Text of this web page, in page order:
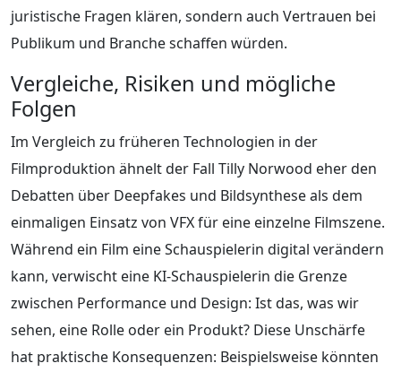
juristische Fragen klären, sondern auch Vertrauen bei
Publikum und Branche schaffen würden.
Vergleiche, Risiken und mögliche
Folgen
Im Vergleich zu früheren Technologien in der
Filmproduktion ähnelt der Fall Tilly Norwood eher den
Debatten über Deepfakes und Bildsynthese als dem
einmaligen Einsatz von VFX für eine einzelne Filmszene.
Während ein Film eine Schauspielerin digital verändern
kann, verwischt eine KI-Schauspielerin die Grenze
zwischen Performance und Design: Ist das, was wir
sehen, eine Rolle oder ein Produkt? Diese Unschärfe
hat praktische Konsequenzen: Beispielsweise könnten